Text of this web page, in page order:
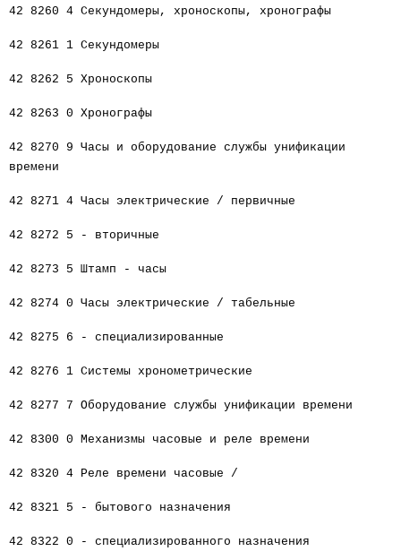
42 8260 4 Секундомеры, хроноскопы, хронографы
42 8261 1 Секундомеры
42 8262 5 Хроноскопы
42 8263 0 Хронографы
42 8270 9 Часы и оборудование службы унификации
времени
42 8271 4 Часы электрические / первичные
42 8272 5 - вторичные
42 8273 5 Штамп - часы
42 8274 0 Часы электрические / табельные
42 8275 6 - специализированные
42 8276 1 Системы хронометрические
42 8277 7 Оборудование службы унификации времени
42 8300 0 Механизмы часовые и реле времени
42 8320 4 Реле времени часовые /
42 8321 5 - бытового назначения
42 8322 0 - специализированного назначения